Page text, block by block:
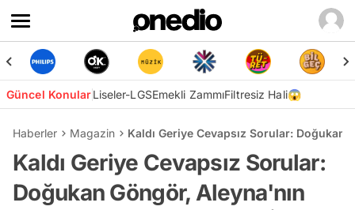
Güncel KonularLiseler-LGSEmekli ZammıFiltresiz Hali😱
Haberler Magazin Kaldı Geriye Cevapsız Sorular:
Kaldı Geriye Cevapsız Sorular:
Doğukan Göngör, Aleyna'nın